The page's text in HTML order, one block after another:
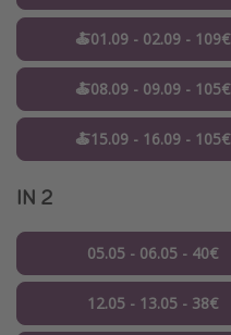
🍝01.09 - 02.09 - 109€
🍝08.09 - 09.09 - 105€
🍝15.09 - 16.09 - 105€
IN 2
05.05 - 06.05 - 40€
12.05 - 13.05 - 38€